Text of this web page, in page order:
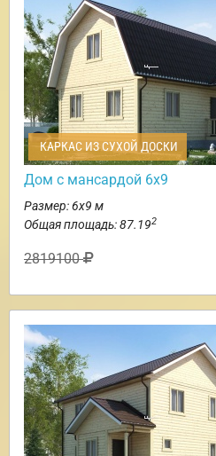
КАРКАС ИЗ СУХОЙ ДОСКИ
Дом с мансардой 6х9
Размер: 6х9 м
Общая площадь: 87.192
2819100